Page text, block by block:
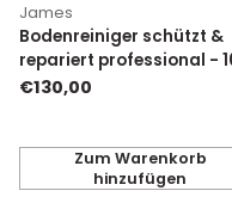
James
Bodenreiniger schützt &
repariert professional -
Liter
€130,00
Zum Warenkorb
hinzufügen
Anzahl